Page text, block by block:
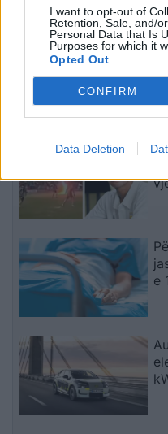
I want to opt-out of
Retention, Sale, and/
Personal Data that Is
Purposes for which it
Opted Out
CONFIRM
Data Deletion
Infektologu Gashi:
është sëmundje e
rrezikshme, rastet në
Kosovë vijnë nga zonat
endemike
të fundit
e